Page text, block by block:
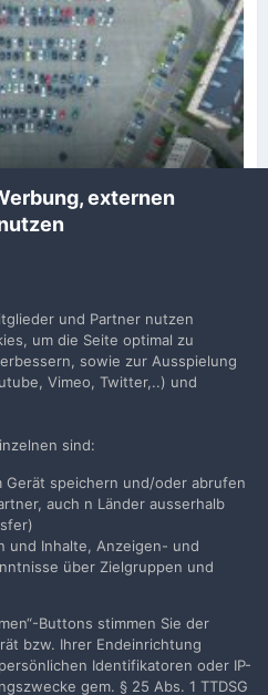
durchsuchen:
/ Datenschutzerklärung
IN-Solution
externen
und Partner nutzen
um die Seite optimal zu
sowie zur Ausspielung
Vimeo, Twitter,..) und
sind:
Gerät speichern und/oder abrufen
auch n Länder ausserhalb
und Inhalte, Anzeigen- und
über Zielgruppen und
Buttons stimmen Sie der
bzw. Ihrer Endeinrichtung
Identifikatoren oder IP-
gem. § 25 Abs. 1 TTDSG